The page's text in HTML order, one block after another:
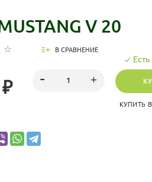
V 20
В СРАВНЕНИЕ
КУПИТЬ